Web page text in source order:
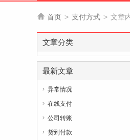
 首页 > 支付方式 > 文章
文章分类
最新文章
 异常情况
 在线支付
 公司转账
 货到付款